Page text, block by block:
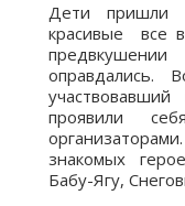
Дети пришли
красивые все
оправдались.
проявили
знакомых
Бабу-Ягу,